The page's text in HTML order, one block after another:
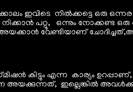
ഇവിടെ നിൽക്കട്ടെ ഒരു
പറ്റൂ, ഒന്നും നോക്കണ്ട
വേണ്ടിയാണ്
കിട്ടും എന്ന കാര്യം
ഇല്ലെങ്കിൽ